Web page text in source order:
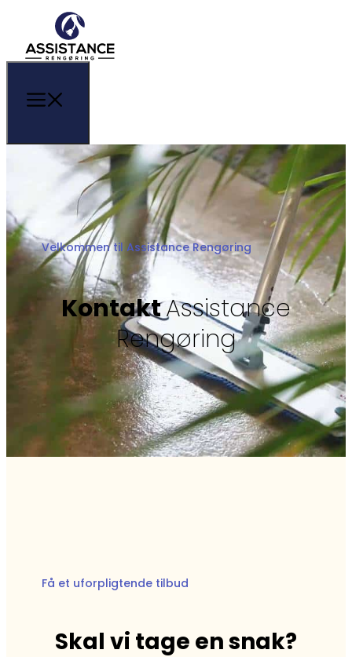
Velkommen til Assistance Rengøring
​KontaktAssistance
Rengøring​
Få et uforpligtende tilbud
Skal vi tage en snak?​